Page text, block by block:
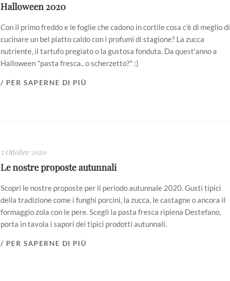
Halloween 2020
Con il primo freddo e le foglie che cadono in cortile cosa c'è di meglio di
cucinare un bel piatto caldo con i profumi di stagione? La zucca
nutriente, il tartufo pregiato o la gustosa fonduta. Da quest'anno a
Halloween "pasta fresca.. o scherzetto?" :)
/ PER SAPERNE DI PIÙ
5 Ottobre 2020
Le nostre proposte autunnali
Scopri le nostre proposte per il periodo autunnale 2020. Gusti tipici
della tradizione come i funghi porcini, la zucca, le castagne o ancora il
formaggio zola con le pere. Scegli la pasta fresca ripiena Destefano,
porta in tavola i sapori dei tipici prodotti autunnali.
/ PER SAPERNE DI PIÙ